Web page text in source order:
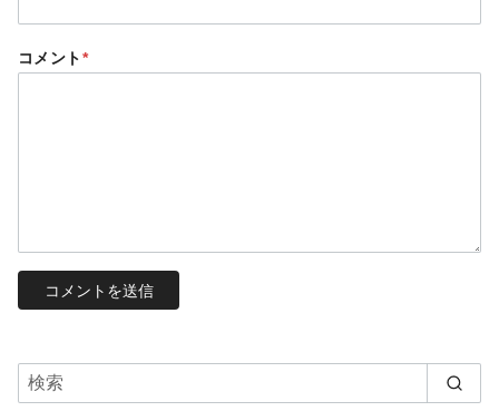
コメント*